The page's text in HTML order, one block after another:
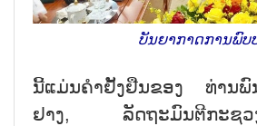
ບັນຍາກາດການພົບ
ນີ້ແມ່ນຄຳຢັ້ງຢືນຂອງ ທ່ານ
ຢາງ, ລັດຖະມົນຕີກະຊວງ